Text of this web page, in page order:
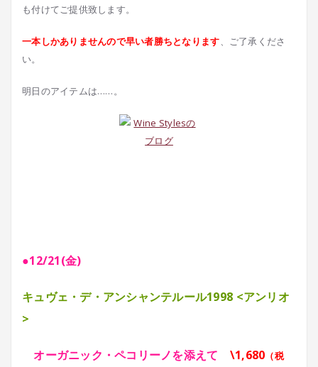
も付けてご提供致します。
一本しかありませんので早い者勝ちとなります、ご了承くださ
い。
明日のアイテムは……。
●12/21(金)
キュヴェ・デ・アンシャンテルール1998 <アンリオ
>
オーガニック・ペコリーノを添えて \1,680 （税